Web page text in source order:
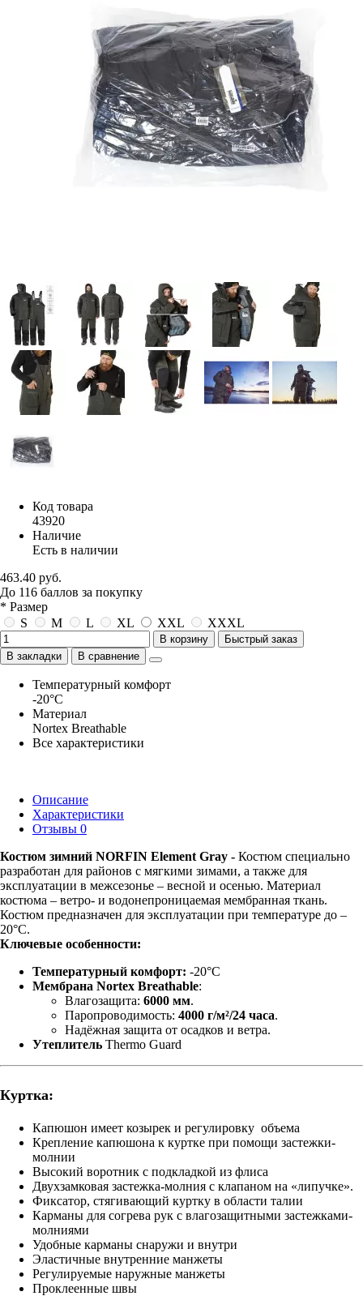
Код товара
43920
Наличие
Есть в наличии
463.40 руб.
До 116 баллов за покупку
* Размер
S
M L XL XXL XXXL
В корзину
Быстрый заказ
В закладки
В сравнение
Температурный комфорт
-20°C
Материал
Nortex Breathable
Все характеристики
Описание
Характеристики
Отзывы 0
Костюм зимний NORFIN Element Gray - Костюм специально
разработан для районов с мягкими зимами, а также для
эксплуатации в межсезонье – весной и осенью. Материал
костюма – ветро- и водонепроницаемая мембранная ткань.
Костюм предназначен для эксплуатации при температуре до –
20°C.
Ключевые особенности:
Температурный комфорт: -20°С
Мембрана Nortex Breathable:
Влагозащита: 6000 мм.
Паропроводимость: 4000 г/м²/24 часа.
Надёжная защита от осадков и ветра.
Утеплитель Thermo Guard
Куртка:
Капюшон имеет козырек и регулировку объема
Крепление капюшона к куртке при помощи застежки-
молнии
Высокий воротник с подкладкой из флиса
Двухзамковая застежка-молния с клапаном на «липучке».
Фиксатор, стягивающий куртку в области талии
Карманы для согрева рук с влагозащитными застежками-
молниями
Удобные карманы снаружи и внутри
Эластичные внутренние манжеты
Регулируемые наружные манжеты
Проклеенные швы